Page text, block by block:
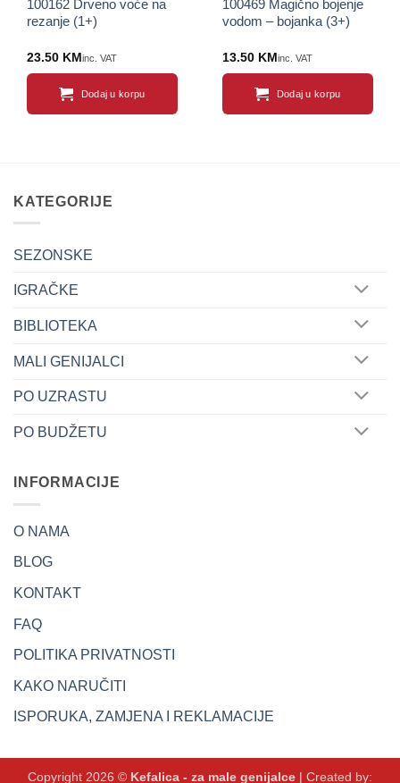
100162 Drveno voće na
rezanje (1+)
23.50 KM inc. VAT
Dodaj u korpu
100469 Magično bojenje
vodom – bojanka (3+)
13.50 KM inc. VAT
Dodaj u korpu
KATEGORIJE
SEZONSKE
IGRAČKE
BIBLIOTEKA
MALI GENIJALCI
PO UZRASTU
PO BUDŽETU
INFORMACIJE
O NAMA
BLOG
KONTAKT
FAQ
POLITIKA PRIVATNOSTI
KAKO NARUČITI
ISPORUKA, ZAMJENA I REKLAMACIJE
Copyright 2026 © Kefalica - za male genijalce | Created by: